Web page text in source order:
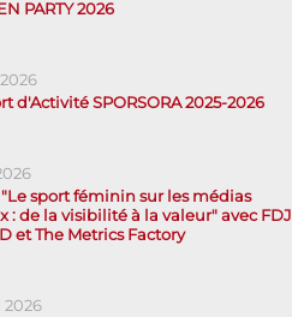
PARTY 2026
d'Activité SPORSORA 2025-2026
sport féminin sur les médias
: de la visibilité à la valeur" avec FDJ
et The Metrics Factory
2026